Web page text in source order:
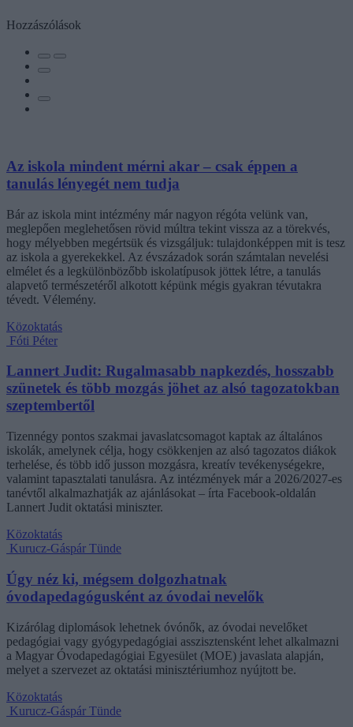
Hozzászólások
Az iskola mindent mérni akar – csak éppen a
tanulás lényegét nem tudja
Bár az iskola mint intézmény már nagyon régóta velünk van,
meglepően meglehetősen rövid múltra tekint vissza az a törekvés,
hogy mélyebben megértsük és vizsgáljuk: tulajdonképpen mit is tesz
az iskola a gyerekekkel. Az évszázadok során számtalan nevelési
elmélet és a legkülönbözőbb iskolatípusok jöttek létre, a tanulás
alapvető természetéről alkotott képünk mégis gyakran tévutakra
tévedt. Vélemény.
Közoktatás
Fóti Péter
Lannert Judit: Rugalmasabb napkezdés, hosszabb
szünetek és több mozgás jöhet az alsó tagozatokban
szeptembertől
Tizennégy pontos szakmai javaslatcsomagot kaptak az általános
iskolák, amelynek célja, hogy csökkenjen az alsó tagozatos diákok
terhelése, és több idő jusson mozgásra, kreatív tevékenységekre,
valamint tapasztalati tanulásra. Az intézmények már a 2026/2027-es
tanévtől alkalmazhatják az ajánlásokat – írta Facebook-oldalán
Lannert Judit oktatási miniszter.
Közoktatás
Kurucz-Gáspár Tünde
Úgy néz ki, mégsem dolgozhatnak
óvodapedagógusként az óvodai nevelők
Kizárólag diplomások lehetnek óvónők, az óvodai nevelőket
pedagógiai vagy gyógypedagógiai asszisztensként lehet alkalmazni
a Magyar Óvodapedagógiai Egyesület (MOE) javaslata alapján,
melyet a szervezet az oktatási minisztériumhoz nyújtott be.
Közoktatás
Kurucz-Gáspár Tünde